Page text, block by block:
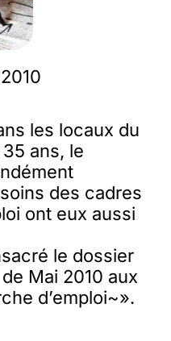
les locaux du
ans, le
des cadres
ont eux aussi
le dossier
Mai 2010 aux
d’emploi~».